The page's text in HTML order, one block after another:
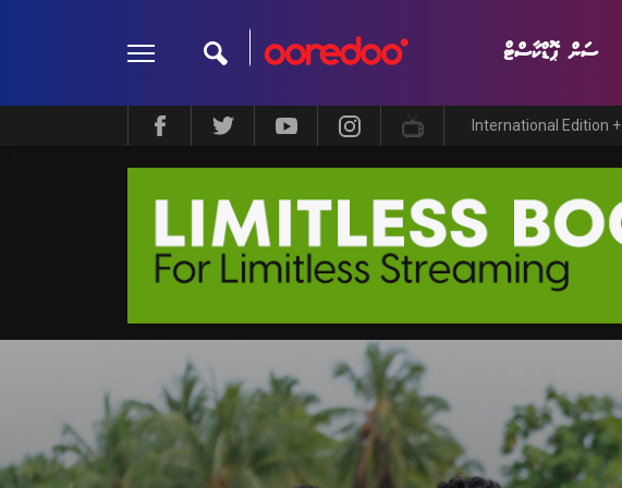
ސަން ޕޮޑްކާސްޓް
ލައިފްސްޓައިލް ދީން ކޮލަމް މަލްޓިމީޑިއާ
International Edition +